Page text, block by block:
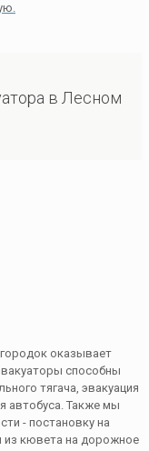
в Лесном
оказывает
способны
тягача, эвакуация
автобуса. Также мы
- постановку на
из кювета на дорожное